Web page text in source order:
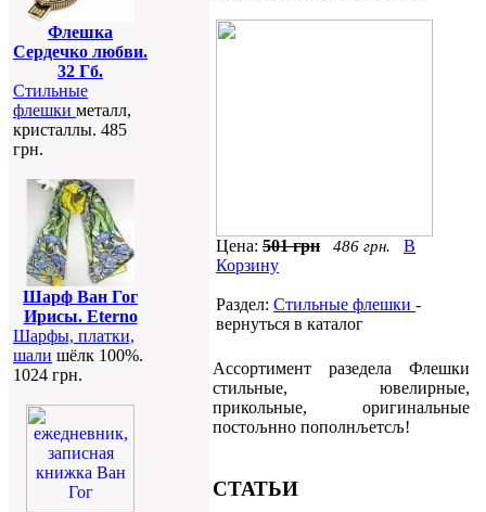
Флешка
Сердечко любви.
32 Гб.
Стильные
флешки металл,
кристаллы. 485
грн.
Шарф Ван Гог
Ирисы. Eterno
Шарфы, платки,
шали шёлк 100%.
1024 грн.
Цена: 501 грн 486 грн.
В
Корзину
Раздел: Стильные флешки -
вернуться в каталог
Ассортимент разедела Флешки
стильные, ювелирные,
прикольные, оригинальные
постољнно пополнљетсљ!
СТАТЬИ